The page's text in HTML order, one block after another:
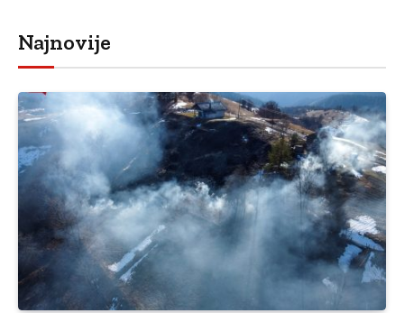
Najnovije